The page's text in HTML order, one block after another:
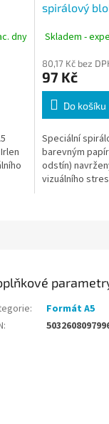
dny
spirálový
linkovaný,
g/m², růžový
Skladem -
80,17 Kč bez
97 Kč
Do košíku
Speciální
barevným
odstín)
vizuálního
:
Formát A5
: